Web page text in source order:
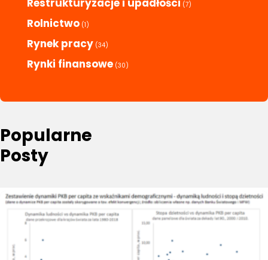
(7)
Rolnictwo (1)
Rynek pracy (34)
Rynki finansowe (30)
Popularne
Posty